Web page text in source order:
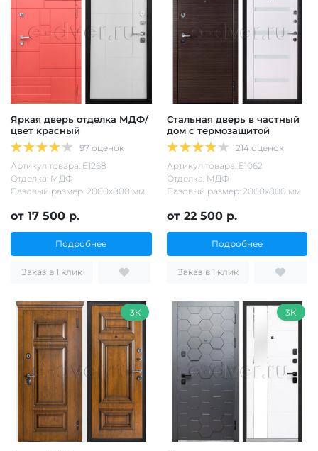
Яркая дверь отделка МДФ/
цвет красный
97 оценок
Артикул товара: Е1268
Отделка: МДФ
Базовый размер: 2000х800 мм
от 17 500 р.
Подробнее
Заказ в 1 клик
Стальная дверь в частный
дом с термозащитой
214 оценок
Артикул товара: Е1062
Отделка: МДФ
Базовый размер: 2000х800 мм
от 22 500 р.
Подробнее
Заказ в 1 клик
3К 3К